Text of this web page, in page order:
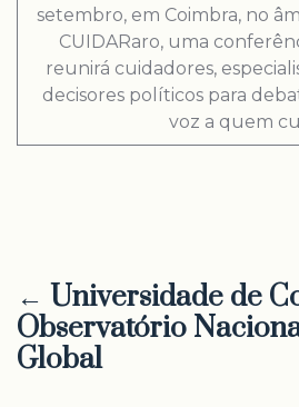
setembro, em Coimbra, no
CUIDARaro, uma
reunirá cuidadores,
decisores políticos para
voz a quem
← Universidade de
Observatório
Global